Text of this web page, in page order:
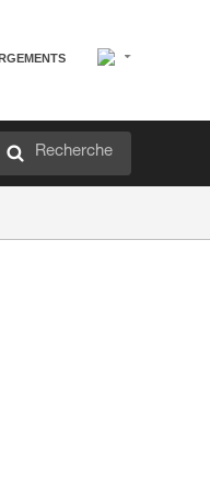
Recherche